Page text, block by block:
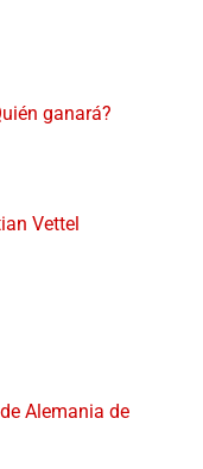
ganará?
Vettel
Alemania de